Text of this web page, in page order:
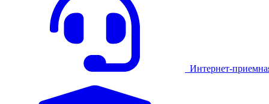
Интернет-